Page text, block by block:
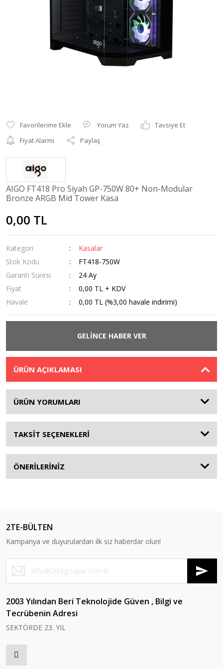
Yorum Yaz
Tavsiye Et
Fiyat Alarmı
Paylaş
AIGO FT418 Pro Siyah GP-750W 80+ Non-Modular
Bronze ARGB Mid Tower Kasa
0,00 TL
Kategori
Kasalar
Stok Kodu
FT418-750W
Garanti Süresi
24 Ay
Fiyat
0,00 TL + KDV
Havale
0,00 TL (%3,00 havale indirimi)
GELİNCE HABER VER
ÜRÜN AÇIKLAMASI
ÜRÜN YORUMLARI
TAKSİT SEÇENEKLERİ
ÖNERİLERİNİZ
2TE-BÜLTEN
Kampanya ve duyurulardan ilk siz haberdar olun!
2003 Yılından Beri Teknolojide Güven , Bilgi ve
Tecrübenin Adresi
SEKTÖRDE 23. YIL